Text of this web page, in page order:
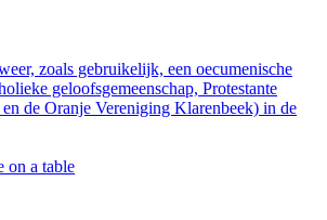
zoals gebruikelijk, een oecumenische
geloofsgemeenschap, Protestante
de Oranje Vereniging Klarenbeek) in de